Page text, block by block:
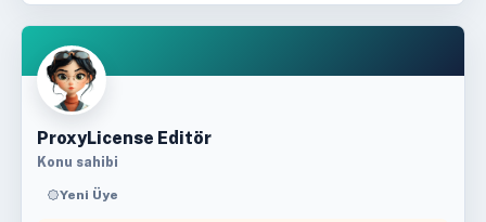
ProxyLicense Editör
Konu sahibi
Yeni Üye